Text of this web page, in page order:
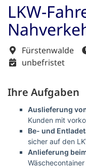
LKW-
Fürstenwalde
unbefristet
Ihre Aufgaben
Auslieferung
Kunden mit
Be- und
sicher auf den
Anlieferung